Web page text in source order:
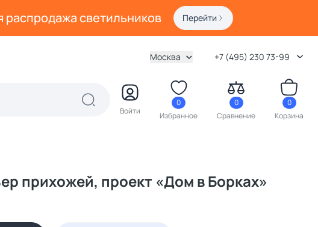
распродажа светильников Перейти
Москва +7 (495) 230 73-99
Войти
0
Избранное
0
Сравнение
0
Корзина
прихожей, проект «Дом в Борках»